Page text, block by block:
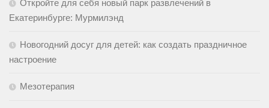
Откройте для себя новый парк развлечений в
Екатеринбурге: Мурмилэнд
Новогодний досуг для детей: как создать праздничное
настроение
Мезотерапия